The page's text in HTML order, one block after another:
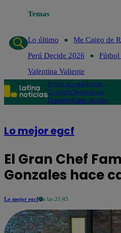
Temas
Lo último Me Caigo de Risa
Lo último
Me Caigo de
Perú Decide 2026
Fútbol
Valentina Valiente
PolíticaLimaMundo
Te ayudoTendencias
DeportesEspectáculos
Lo mejor egcf
El Gran Chef
Gonzales hace
Lo mejor egcf a las 21:45